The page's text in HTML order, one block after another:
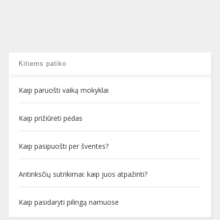
Kitiems patiko
Kaip paruošti vaiką mokyklai
Kaip prižiūrėti pėdas
Kaip pasipuošti per šventes?
Antinksčių sutrikimai: kaip juos atpažinti?
Kaip pasidaryti pilingą namuose